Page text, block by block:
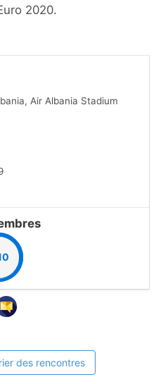
2020.
Air Albania Stadium
des rencontres